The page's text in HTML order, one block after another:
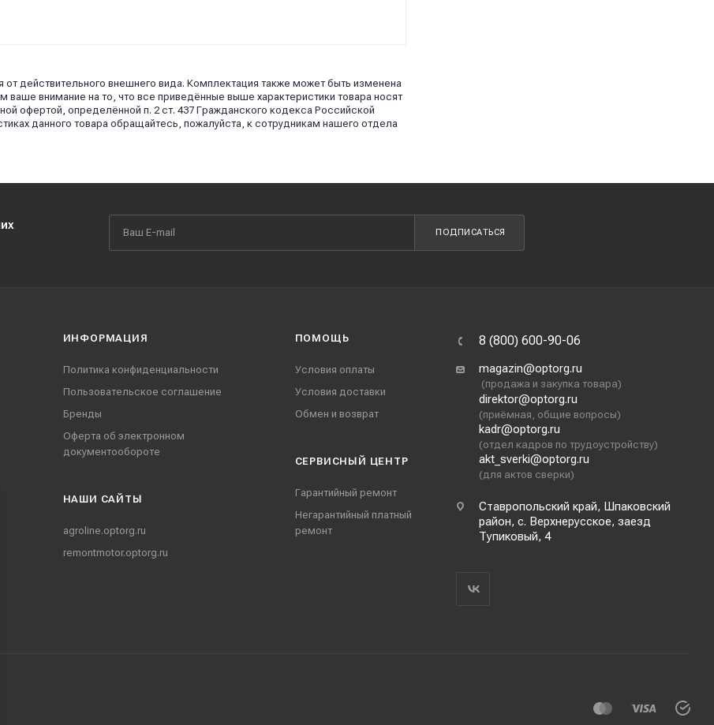
действительного внешнего вида. Комплектация также может быть изменена
внимание на то, что все приведённые выше характеристики товара носят
офертой, определённой п. 2 ст. 437 Гражданского кодекса Российской
данного товара обращайтесь, пожалуйста, к сотрудникам нашего отдела
ПОДПИСАТЬСЯ
ИНФОРМАЦИЯ
Политика конфиденциальности
Пользовательское соглашение
Бренды
Оферта об электронном
документообороте
НАШИ CАЙТЫ
agroline.optorg.ru
remontmotor.optorg.ru
ПОМОЩЬ
Условия оплаты
Условия доставки
Обмен и возврат
СЕРВИСНЫЙ ЦЕНТР
Гарантийный ремонт
Негарантийный платный
ремонт
8 (800) 600-90-06
magazin@optorg.ru
(продажа и закупка товара)
direktor@optorg.ru
(приёмная, общие вопросы)
kadr@optorg.ru
(отдел кадров по трудоустройству)
akt_sverki@optorg.ru
(для актов сверки)
Ставропольский край, Шпаковский
район, с. Верхнерусское, заезд
Тупиковый, 4